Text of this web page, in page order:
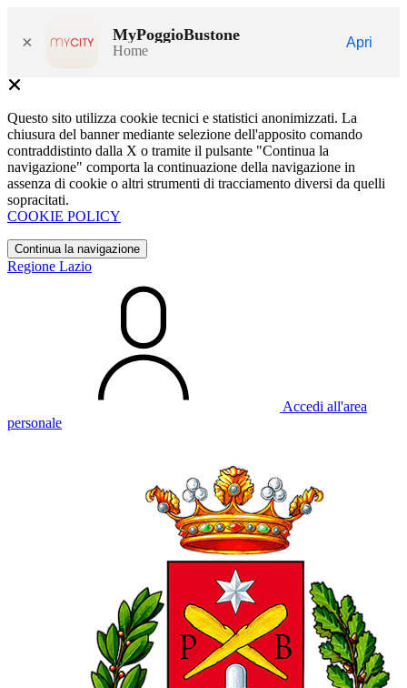
× MyPoggioBustone
Home
Apri
Questo sito utilizza cookie tecnici e statistici anonimizzati. La
chiusura del banner mediante selezione dell'apposito comando
contraddistinto dalla X o tramite il pulsante "Continua la
navigazione" comporta la continuazione della navigazione in
assenza di cookie o altri strumenti di tracciamento diversi da quelli
sopracitati.
COOKIE POLICY
Continua la navigazione
Regione Lazio
Accedi all'area
personale